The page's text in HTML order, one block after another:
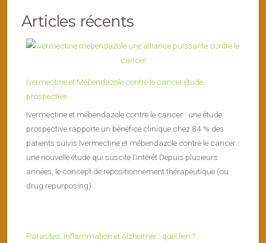
Articles récents
Ivermectine et Mébendazole contre le cancer étude
prospective
Ivermectine et mébendazole contre le cancer : une étude
prospective rapporte un bénéfice clinique chez 84 % des
patients suivis Ivermectine et mébendazole contre le cancer :
une nouvelle étude qui suscite l’intérêt Depuis plusieurs
années, le concept de repositionnement thérapeutique (ou
drug repurposing)...
Parasites, inflammation et Alzheimer : quel lien ?